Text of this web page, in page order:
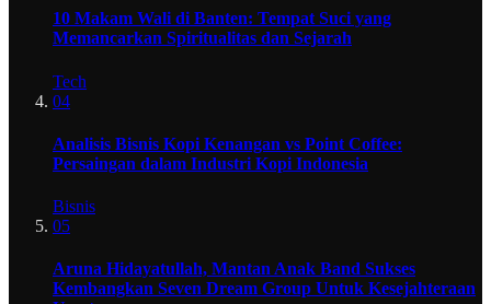
10 Makam Wali di Banten: Tempat Suci yang
Memancarkan Spiritualitas dan Sejarah
Tech
04
Analisis Bisnis Kopi Kenangan vs Point Coffee:
Persaingan dalam Industri Kopi Indonesia
Bisnis
05
Aruna Hidayatullah, Mantan Anak Band Sukses
Kembangkan Seven Dream Group Untuk Kesejahteraan